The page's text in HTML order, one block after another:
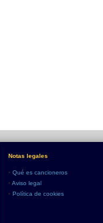
Notas legales
• Qué es cancioneros
• Aviso legal
• Política de cookies